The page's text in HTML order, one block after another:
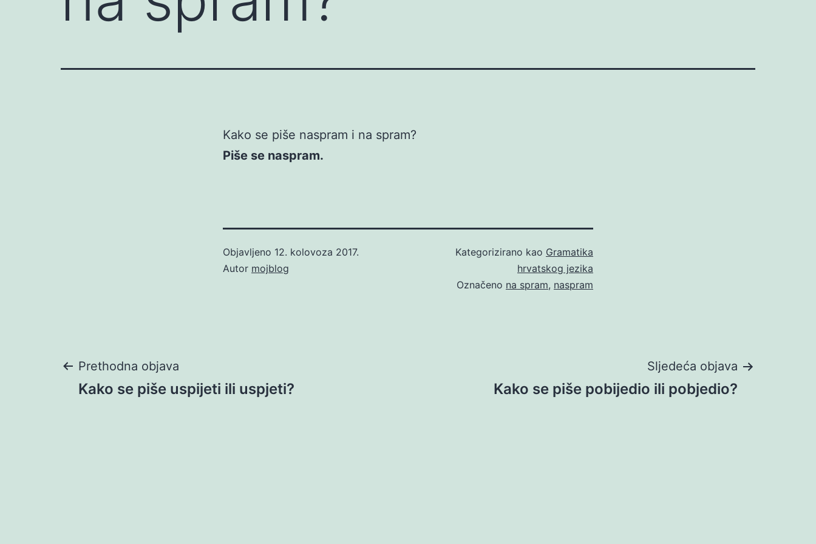
Kako se piše naspram i na spram?
Piše se naspram.
Objavljeno 12. kolovoza 2017.
Autor mojblog
Kategorizirano kao Gramatika
hrvatskog jezika
Označeno na spram, naspram
Navigacija
Prethodna objava
Kako se piše uspijeti ili uspjeti?
Sljedeća objava
Kako se piše pobijedio ili pobjedio?